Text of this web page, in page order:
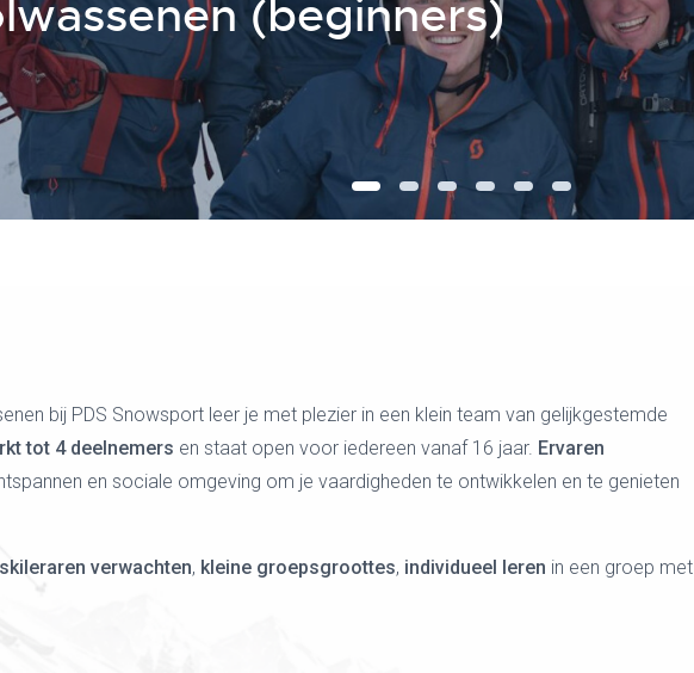
(beginners)
bij PDS Snowsport leer je met plezier in een klein team van gelijkgestemde
tot 4 deelnemers en staat open voor iedereen vanaf 16 jaar. Ervaren
en sociale omgeving om je vaardigheden te ontwikkelen en te genieten
verwachten, kleine groepsgroottes, individueel leren in een groep met